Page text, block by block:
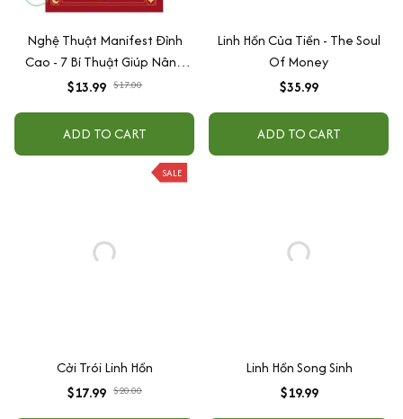
Nghệ Thuật Manifest Đỉnh
Cao - 7 Bí Thuật Giúp Nâng
Cao Tần Số Rung Động Tức
Của Bạn
$13.99 $17.00
ADD TO CART
Linh Hồn Của Tiền - The Soul
Of Money
$35.99
ADD TO CART
SALE
Cởi Trói Linh Hồn
$17.99 $20.00
Linh Hồn Song Sinh
$19.99